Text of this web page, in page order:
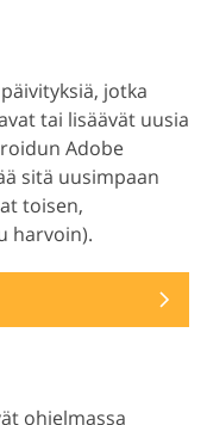
jotka
tai lisäävät uusia
Adobe
sitä uusimpaan
toisen,
harvoin).
ohjelmassa